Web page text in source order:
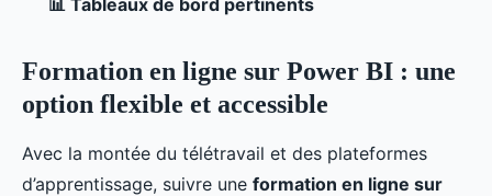
Formation en ligne sur Power BI : une
option flexible et accessible
Avec la montée du télétravail et des plateformes
d’apprentissage, suivre une formation en ligne sur